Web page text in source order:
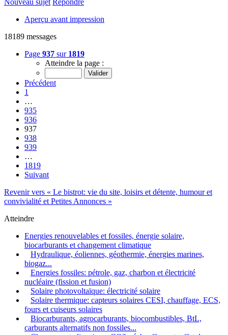
Nouveau sujet Répondre
Aperçu avant impression
18189 messages
Page 937 sur 1819
Atteindre la page :
Précédent
1
…
935
936
937
938
939
…
1819
Suivant
Revenir vers « Le bistrot: vie du site, loisirs et détente, humour et
convivialité et Petites Annonces »
Atteindre
Energies renouvelables et fossiles, énergie solaire,
biocarburants et changement climatique
Hydraulique, éoliennes, géothermie, énergies marines,
biogaz...
Energies fossiles: pétrole, gaz, charbon et électricité
nucléaire (fission et fusion)
Solaire photovoltaïque: électricité solaire
Solaire thermique: capteurs solaires CESI, chauffage, ECS,
fours et cuiseurs solaires
Biocarburants, agrocarburants, biocombustibles, BtL,
carburants alternatifs non fossiles...